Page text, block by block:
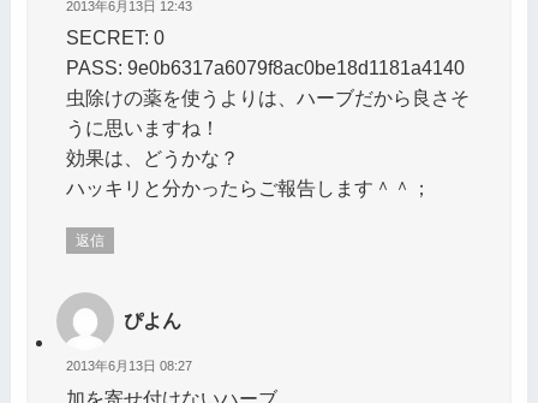
2013年6月13日 12:43
SECRET: 0
PASS: 9e0b6317a6079f8ac0be18d1181a4140
虫除けの薬を使うよりは、ハーブだから良さそ
うに思いますね！
効果は、どうかな？
ハッキリと分かったらご報告します＾＾；
返信
ぴよん
2013年6月13日 08:27
加を寄せ付けないハーブ。。。